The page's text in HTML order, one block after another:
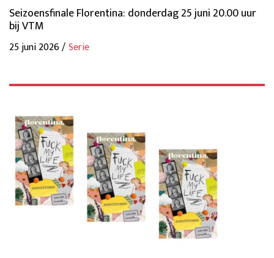
Seizoensfinale Florentina: donderdag 25 juni 20.00 uur
bij VTM
25 juni 2026 /Serie